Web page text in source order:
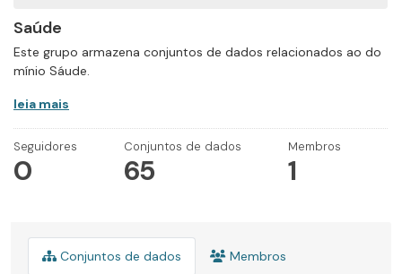
Saúde
Este grupo armazena conjuntos de dados relacionados ao do
mínio Sáude.
leia mais
Seguidores
0
Conjuntos de dados
65
Membros
1
Conjuntos de dados Membros